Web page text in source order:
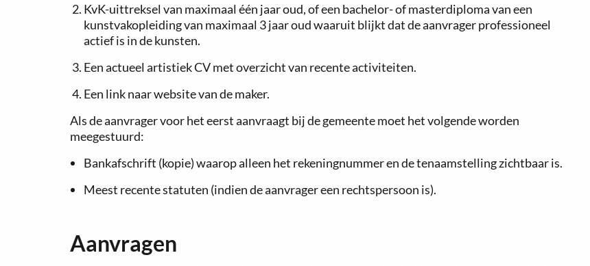
KvK-uittreksel van maximaal één jaar oud, of een bachelor- of masterdiploma van een
kunstvakopleiding van maximaal 3 jaar oud waaruit blijkt dat de aanvrager professioneel
actief is in de kunsten.
Een actueel artistiek CV met overzicht van recente activiteiten.
Een link naar website van de maker.
Als de aanvrager voor het eerst aanvraagt bij de gemeente moet het volgende worden
meegestuurd:
Bankafschrift (kopie) waarop alleen het rekeningnummer en de tenaamstelling zichtbaar is.
Meest recente statuten (indien de aanvrager een rechtspersoon is).
Aanvragen